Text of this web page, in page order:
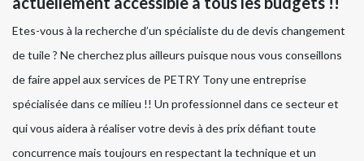
Etes-vous à la recherche d’un spécialiste du de devis changement
de tuile ? Ne cherchez plus ailleurs puisque nous vous conseillons
de faire appel aux services de PETRY Tony une entreprise
spécialisée dans ce milieu !! Un professionnel dans ce secteur et
qui vous aidera à réaliser votre devis à des prix défiant toute
concurrence mais toujours en respectant la technique et un